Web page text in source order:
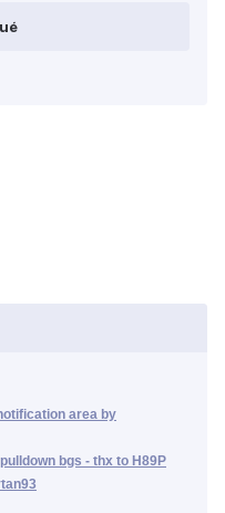
area by
bgs - thx to H89P